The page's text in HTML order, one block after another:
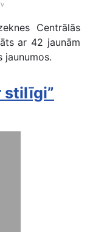
Centrālās
ar 42 jaunām
jaunumos.
stilīgi”